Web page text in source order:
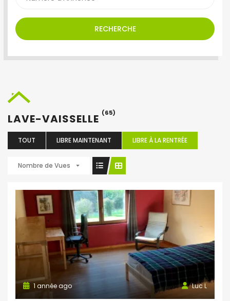
RECHERCHE
LAVE-VAISSELLE (65)
TOUT LIBRE MAINTENANT LIBRE À LA RENTRÉE
Nombre de Vues
Luc L
1 année ago